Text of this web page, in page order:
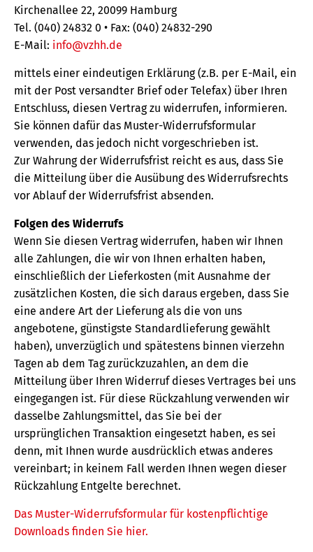
Kirchenallee 22, 20099 Hamburg
Tel. (040) 24832 0 • Fax: (040) 24832-290
E-Mail: info@vzhh.de
mittels einer eindeutigen Erklärung (z.B. per E-Mail, ein
mit der Post versandter Brief oder Telefax) über Ihren
Entschluss, diesen Vertrag zu widerrufen, informieren.
Sie können dafür das Muster-Widerrufsformular
verwenden, das jedoch nicht vorgeschrieben ist.
Zur Wahrung der Widerrufsfrist reicht es aus, dass Sie
die Mitteilung über die Ausübung des Widerrufsrechts
vor Ablauf der Widerrufsfrist absenden.
Folgen des Widerrufs
Wenn Sie diesen Vertrag widerrufen, haben wir Ihnen
alle Zahlungen, die wir von Ihnen erhalten haben,
einschließlich der Lieferkosten (mit Ausnahme der
zusätzlichen Kosten, die sich daraus ergeben, dass Sie
eine andere Art der Lieferung als die von uns
angebotene, günstigste Standardlieferung gewählt
haben), unverzüglich und spätestens binnen vierzehn
Tagen ab dem Tag zurückzuzahlen, an dem die
Mitteilung über Ihren Widerruf dieses Vertrages bei uns
eingegangen ist. Für diese Rückzahlung verwenden wir
dasselbe Zahlungsmittel, das Sie bei der
ursprünglichen Transaktion eingesetzt haben, es sei
denn, mit Ihnen wurde ausdrücklich etwas anderes
vereinbart; in keinem Fall werden Ihnen wegen dieser
Rückzahlung Entgelte berechnet.
Das Muster-Widerrufsformular für kostenpflichtige
Downloads finden Sie hier.